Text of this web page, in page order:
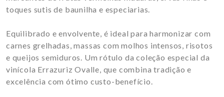
toques sutis de baunilha e especiarias.
Equilibrado e envolvente, é ideal para harmonizar com
carnes grelhadas, massas com molhos intensos, risotos
e queijos semiduros. Um rótulo da coleção especial da
vinícola Errazuriz Ovalle, que combina tradição e
excelência com ótimo custo-benefício.